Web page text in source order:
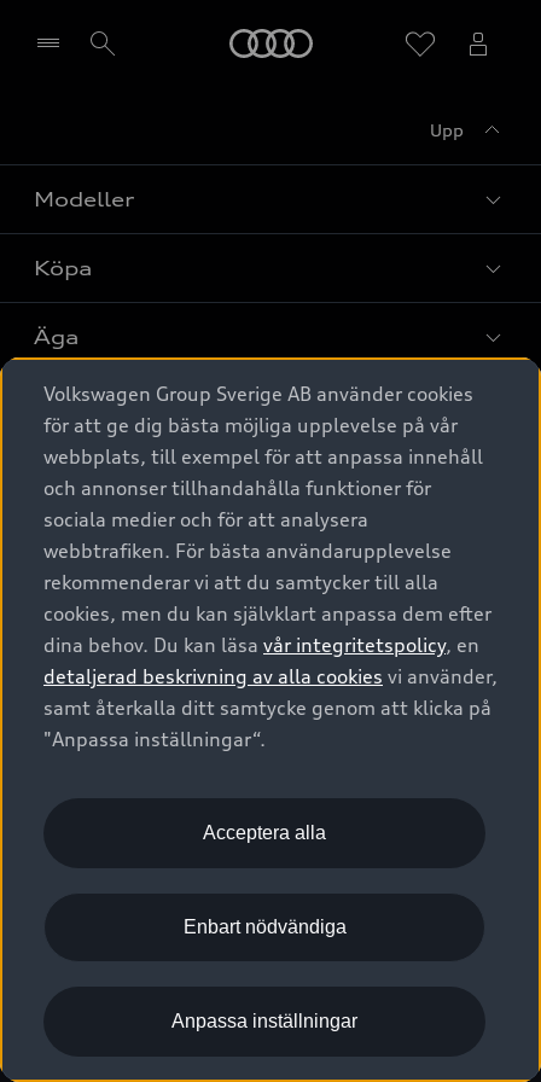
Upp
Modeller
Alla modeller
Elbilar
A6 modellerna
SUV
Avant
Audi Sport
Köpa
Privaterbjudanden
Privatleasing
Nya bilar i lager
Begagnade bilar i lager
Audi approved :plus - så gott som nya
Finansiering
Audi exclusive
Provkörning
Äga
Service & tillbehör
Audi digital services
Originaltillbehör - köp online
Garantier
Försäkring
Digitala manualer för din Audi
Audi Collection – livsstilsartiklar
Vanliga frågor
2G/3G nätet stängs ned - Hur påverkas min bil av detta?
Tjänstebil
Tjänstebil
Business lease online
Företagsleasing
Om Audi Sverige
Kontakta oss
Audi Återförsäljare/-serviceverkstad
myAudi
Pressmeddelanden
Nyhetsbrev
Vårt hållbarhetsarbete
Lediga tjänster huvudkontor
Lediga tjänster hos Audi Återförsäljare
Kommentar till mediauppgifter om dataläcka
© 2026 AUDI SVERIGE. All Rights Reserved.
Utgivare Juridiskt
Juridiskt Audi AG
Juridiskt Audi Digital Giveaway
Anpassa inställningar för cookies
Visselblåsarkanaler
Volkswagen Group Sverige AB använder cookies
för att ge dig bästa möjliga upplevelse på vår
webbplats, till exempel för att anpassa innehåll
och annonser tillhandahålla funktioner för
sociala medier och för att analysera
webbtrafiken. För bästa användarupplevelse
rekommenderar vi att du samtycker till alla
cookies, men du kan självklart anpassa dem efter
dina behov. Du kan läsa vår integritetspolicy, en
detaljerad beskrivning av alla cookies vi använder,
samt återkalla ditt samtycke genom att klicka på
"Anpassa inställningar“.
Acceptera alla
Enbart nödvändiga
Anpassa inställningar